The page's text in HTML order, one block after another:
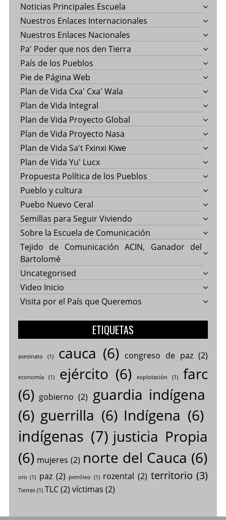
Noticias Principales Escuela
Nuestros Enlaces Internacionales
Nuestros Enlaces Nacionales
Pa' Poder que nos den Tierra
País de los Pueblos
Pie de Página Web
Plan de Vida Cxa' Cxa' Wala
Plan de Vida Integral
Plan de Vida Proyecto Global
Plan de Vida Proyecto Nasa
Plan de Vida Sa't Fxinxi Kiwe
Plan de Vida Yu' Lucx
Propuesta Política de los Pueblos
Pueblo y cultura
Puebo Nuevo Ceral
Semillas para Seguir Viviendo
Sobre la Escuela de Comunicación
Tejido de Comunicación ACIN, Ganador del
Bartolomé
Uncategorised
Video Inicio
Visita por el País que Queremos
ETIQUETAS
asesinato (1) cauca (6) congreso de paz(2)
economía(1) ejército (6) explotación (1)
farc
(6) gobierno (2) guardia indígena
(6) guerrilla (6) Indígena (6)
indígenas (7) justicia Propia
(6) mujeres (2) norte del Cauca (6)
oro (1) paz (2) petróleo (1) rozental (2) territorio (3)
Tierras(1) TLC(2) víctimas (2)